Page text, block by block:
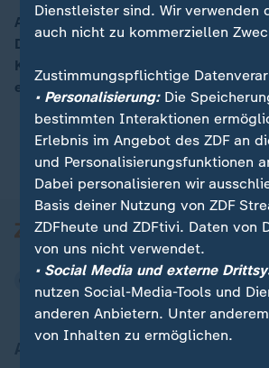
Aktuell hat Dänemark die EU-
Den meisten Ländern Europas ist das
Klimaschutz schon weit voraus, will
einen Schwerpunkt setzen.
Dienstleister sind. Wir verwenden
auch nicht zu kommerziellen
Zustimmungspflichtige
• Personalisierung:Die
bestimmten Interaktionen
Erlebnis im Angebot des ZDF an
und Personalisierungsfunktionen
Dabei personalisieren wir
Basis deiner Nutzung von ZDF
ZDFheute und ZDFtivi. Daten von
von uns nicht verwendet.
• Social Media und externe
nutzen Social-Media-Tools und
anderen Anbietern. Unter
von Inhalten zu ermöglichen.